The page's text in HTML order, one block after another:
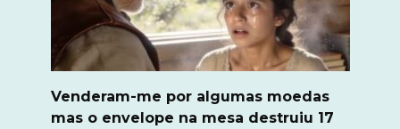
Venderam-me por algumas moedas
mas o envelope na mesa destruiu 17